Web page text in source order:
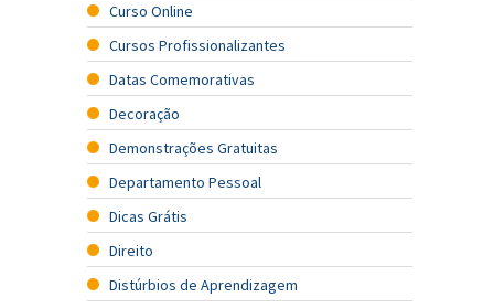
Curso Online
Cursos Profissionalizantes
Datas Comemorativas
Decoração
Demonstrações Gratuitas
Departamento Pessoal
Dicas Grátis
Direito
Distúrbios de Aprendizagem